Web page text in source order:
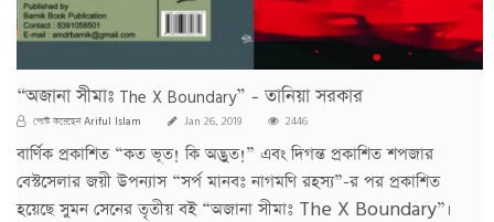
“অজানা সীমাঃ The X Boundary” - তানিয়া সরকার
পোস্ট করেছেনAriful Islam Jan 26, 2019 2446
বার্ণিক প্রকাশিত “কত ভূত! কি অদ্ভুত!” এবং দিগন্ত প্রকাশিত শপজার
বেস্টসেলার জয়ী উপন্যাস “সর্প মানবঃ নাগমণি রহস্য”-র পর প্রকাশিত
হয়েছে সুমন সেনের তৃতীয় বই “অজানা সীমাঃ The X Boundary”।